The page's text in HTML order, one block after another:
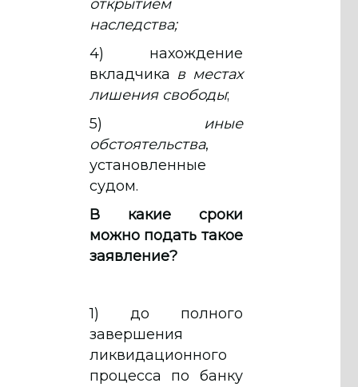
открытием
наследства;
4) нахождение
вкладчика в местах
лишения свободы;
5)
иные
обстоятельства,
установленные
судом.
В какие сроки
можно подать такое
заявление?
1) до полного
завершения
ликвидационного
процесса по банку